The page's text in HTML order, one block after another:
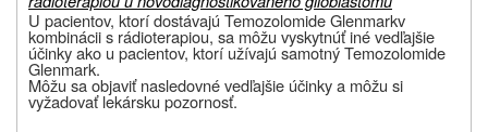
U pacientov, ktorí dostávajú Temozolomide Glenmarkv
kombinácii s rádioterapiou, sa môžu vyskytnúť iné vedľajšie
účinky ako u pacientov, ktorí užívajú samotnýTemozolomide
Glenmark.
Môžu sa objaviť nasledovné vedľajšie účinky a môžu si
vyžadovať lekársku pozornosť.